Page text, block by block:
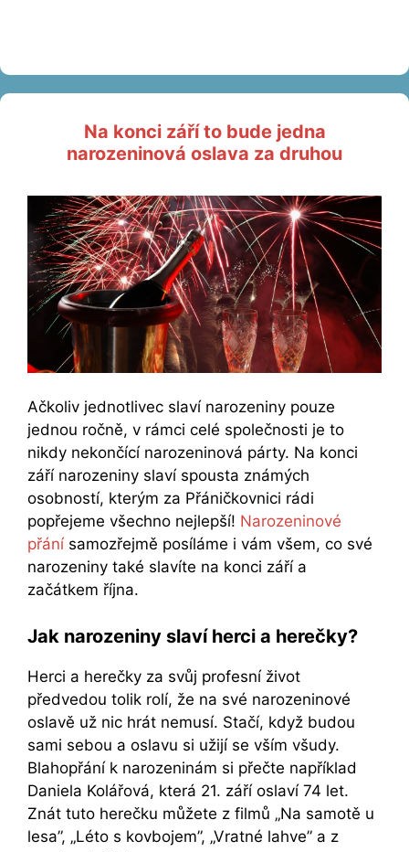
Na konci září to bude jedna
narozeninová oslava za druhou
Ačkoliv jednotlivec slaví narozeniny pouze
jednou ročně, v rámci celé společnosti je to
nikdy nekončící narozeninová párty. Na konci
září narozeniny slaví spousta známých
osobností, kterým za Přáničkovnici rádi
popřejeme všechno nejlepší! Narozeninové
přání samozřejmě posíláme i vám všem, co své
narozeniny také slavíte na konci září a
začátkem října.
Jak narozeniny slaví herci a herečky?
Herci a herečky za svůj profesní život
předvedou tolik rolí, že na své narozeninové
oslavě už nic hrát nemusí. Stačí, když budou
sami sebou a oslavu si užijí se vším všudy.
Blahopřání k narozeninám si přečte například
Daniela Kolářová, která 21. září oslaví 74 let.
Znát tuto herečku můžete z filmů „Na samotě u
lesa”, „Léto s kovbojem”, „Vratné lahve” a z